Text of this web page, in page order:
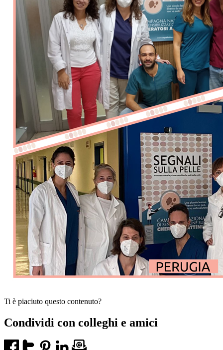
Ti è piaciuto questo contenuto?
Condividi con colleghi e amici